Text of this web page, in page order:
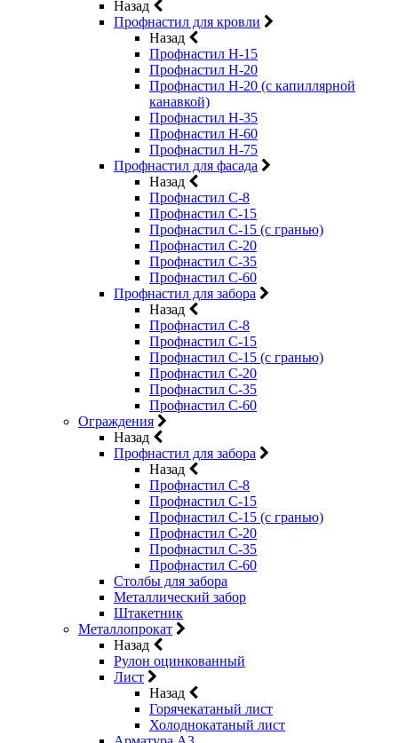
Назад
Профнастил для кровли
Назад
Профнастил Н-15
Профнастил Н-20
Профнастил Н-20 (с капиллярной
канавкой)
Профнастил Н-35
Профнастил Н-60
Профнастил Н-75
Профнастил для фасада
Назад
Профнастил С-8
Профнастил С-15
Профнастил С-15 (с гранью)
Профнастил С-20
Профнастил С-35
Профнастил С-60
Профнастил для забора
Назад
Профнастил С-8
Профнастил С-15
Профнастил С-15 (с гранью)
Профнастил С-20
Профнастил С-35
Профнастил С-60
Ограждения
Назад
Профнастил для забора
Назад
Профнастил С-8
Профнастил С-15
Профнастил С-15 (с гранью)
Профнастил С-20
Профнастил С-35
Профнастил С-60
Столбы для забора
Металлический забор
Штакетник
Металлопрокат
Назад
Рулон оцинкованный
Лист
Назад
Горячекатаный лист
Холоднокатаный лист